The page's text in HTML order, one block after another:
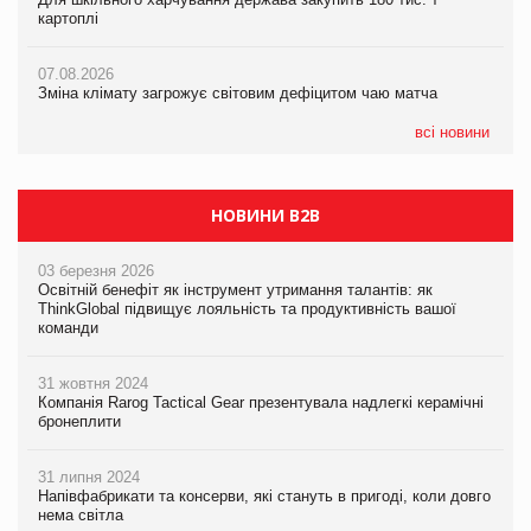
картоплі
07.08.2026
Зміна клімату загрожує світовим дефіцитом чаю матча
всі новини
07.08.2026
EVA.UA запустила кампанію «Хто б знав» про асортимент,
Kraft Heinz скоротила збиток у першому півріччі
НОВИНИ B2B
03 березня 2026
Освітній бенефіт як інструмент утримання талантів: як
ThinkGlobal підвищує лояльність та продуктивність вашої
команди
31 жовтня 2024
Компанія Rarog Tactical Gear презентувала надлегкі керамічні
бронеплити
31 липня 2024
Напівфабрикати та консерви, які стануть в пригоді, коли довго
нема світла